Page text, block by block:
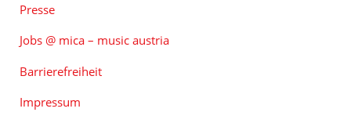
Presse
Jobs @ mica – music austria
Barrierefreiheit
Impressum